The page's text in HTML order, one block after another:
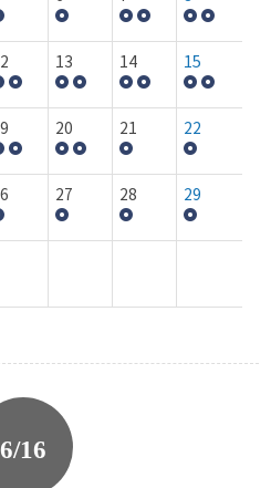
13 14 15
20 21 22
27 28 29
6/16